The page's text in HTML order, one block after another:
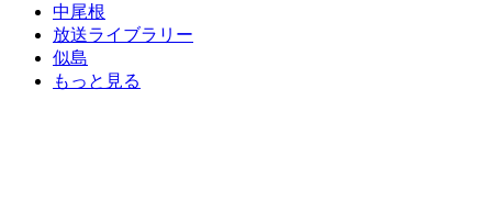
中尾根
放送ライブラリー
似島
もっと見る